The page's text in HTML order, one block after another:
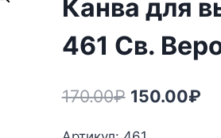
Канва для
461 Св.
170.00₽ 150.00₽